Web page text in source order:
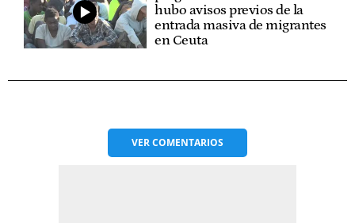
hubo avisos previos de la
entrada masiva de migrantes
en Ceuta
VERCOMENTARIOS